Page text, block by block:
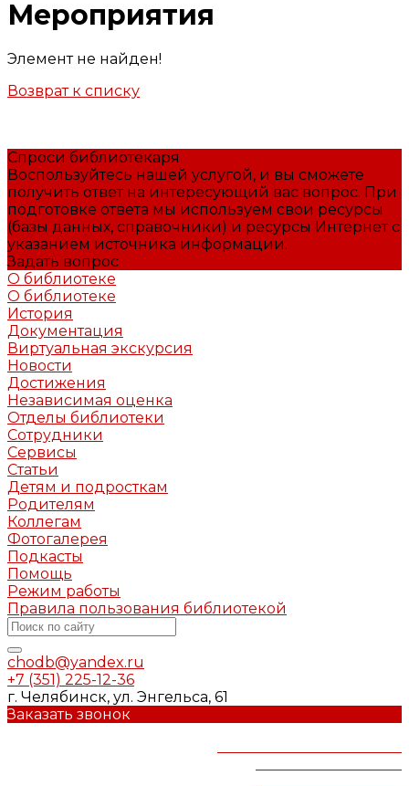
Мероприятия
Элемент не найден!
Возврат к списку
Спроси библиотекаря
Воспользуйтесь нашей услугой, и вы сможете
получить ответ на интересующий вас вопрос. При
подготовке ответа мы используем свои ресурсы
(базы данных, справочники) и ресурсы Интернет с
указанием источника информации.
Задать вопрос
О библиотеке
О библиотеке
История
Документация
Виртуальная экскурсия
Новости
Достижения
Независимая оценка
Отделы библиотеки
Сотрудники
Сервисы
Статьи
Детям и подросткам
Родителям
Коллегам
Фотогалерея
Подкасты
Помощь
Режим работы
Правила пользования библиотекой
chodb@yandex.ru
+7 (351) 225-12-36
г. Челябинск, ул. Энгельса, 61
Заказать звонок